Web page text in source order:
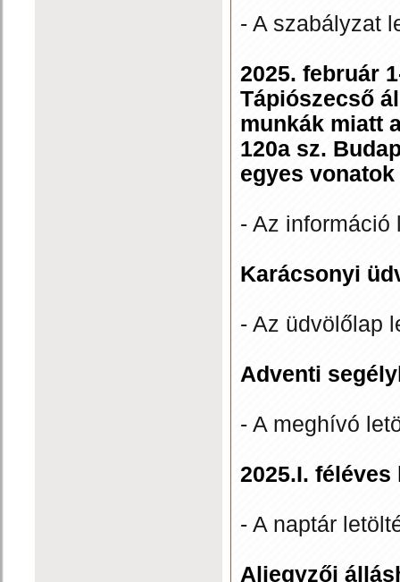
- A szabályzat
2025. február
Tápiószecső
munkák miatt
120a sz.
egyes
- Az információ
Karácsonyi
- Az üdvölőlap
Adventi
- A meghívó
2025.I.
- A naptár
Aljegyzői